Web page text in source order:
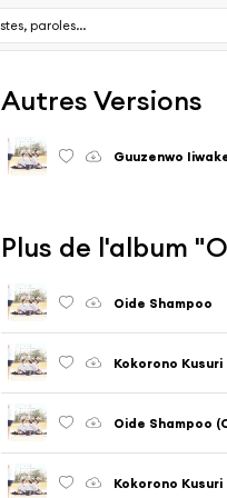
Autres Versions
Guuzenwo
Plus de l'album
Oide Shampoo
Kokorono Kusuri
Oide Shampoo
Kokorono